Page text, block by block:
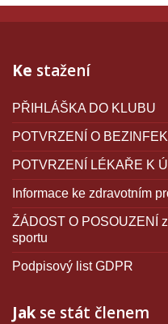
Ke stažení
PŘIHLÁŠKA DO KLUBU
POTVRZENÍ O
POTVRZENÍ LÉKAŘE K
Informace ke zdravotním
ŽÁDOST O POSOUZENÍ
sportu
Podpisový list GDPR
Jak se stát členem